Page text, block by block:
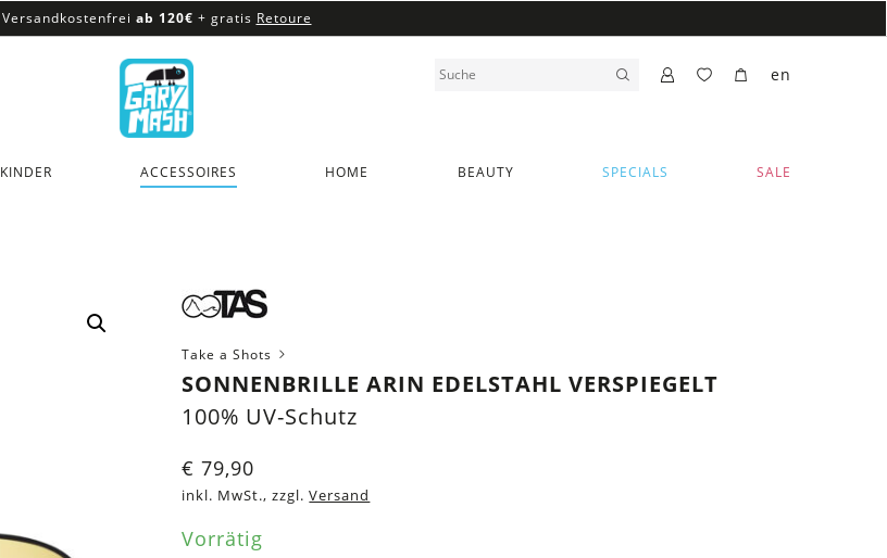
Versandkostenfrei ab 120€ + gratis Retoure
Versandkostenfreiab 120€
KINDER ACCESSOIRES HOME BEAUTY SPECIALS SALE
en
Take a Shots
SONNENBRILLE ARIN EDELSTAHL VERSPIEGELT
100% UV-Schutz
€ 79,90
inkl. MwSt., zzgl. Versand
Vorrätig